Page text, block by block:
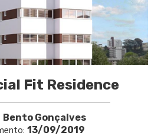
Fit Residence
Bento Gonçalves
13/09/2019